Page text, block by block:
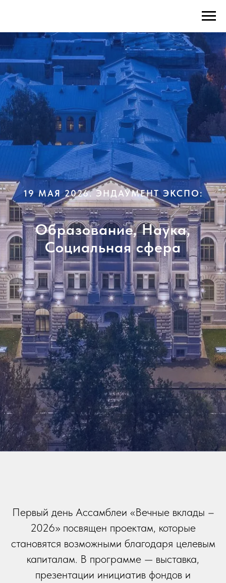
19 МАЯ 2026. ЭНДАУМЕНТ ЭКСПО:
Образование, Наука,
Социальная сфера
Первый день Ассамблеи «Вечные вклады –
2026» посвящен проектам, которые
становятся возможными благодаря целевым
капиталам. В программе — выставка,
презентации инициатив фондов и